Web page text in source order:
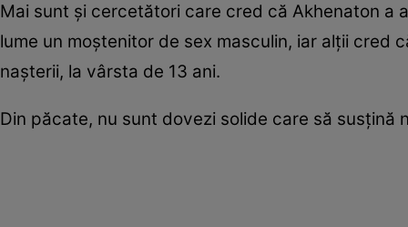
Mai sunt şi cercetători care cred că Akhenaton
lume un moştenitor de sex masculin, iar alţii
naşterii, la vârsta de 13 ani.
Din păcate, nu sunt dovezi solide care să susţină